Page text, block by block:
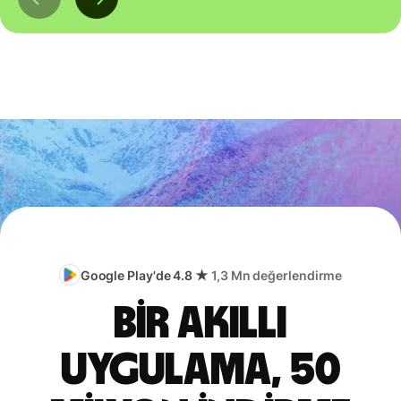
Google Play'de 4.8 ★ 1,3 Mn değerlendirme
Bir akıllı
uygulama, 50